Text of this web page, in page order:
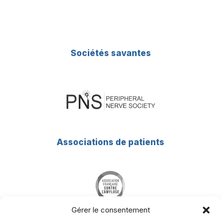
Gérer le consentement
Sociétés savantes
Associations de patients